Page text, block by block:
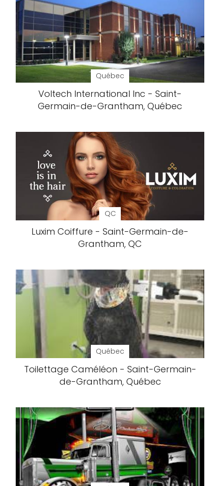
Québec
Voltech International Inc - Saint-
Germain-de-Grantham, Québec
QC
Luxim Coiffure - Saint-Germain-de-
Grantham, QC
Québec
Toilettage Caméléon - Saint-Germain-
de-Grantham, Québec